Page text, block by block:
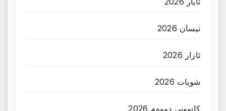
نیسان 2026
ئازار 2026
شوبات 2026
کانوونی دووەم 2026